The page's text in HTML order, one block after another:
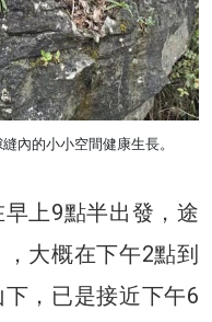
內的小小空間健康生長。
上9點半出發，途
大概在下午2點到
，已是接近下午6